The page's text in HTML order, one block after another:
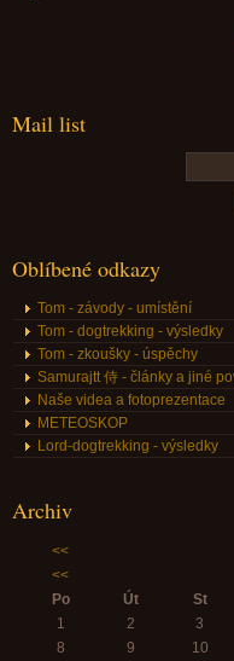
Mail list
Oblíbené odkazy
Tom - závody - umístění
Tom - dogtrekking - výsledky
Tom - zkoušky - úspěchy
Samurajtt 侍 - články a jiné
Naše videa a fotoprezentace
METEOSKOP
Lord-dogtrekking - výsledky
Archiv
<<
<<
Po
Út St
1
2 3
8
9 10